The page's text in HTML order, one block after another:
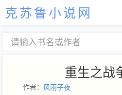
克苏鲁小说网
重生之战
作者： 风雨子夜